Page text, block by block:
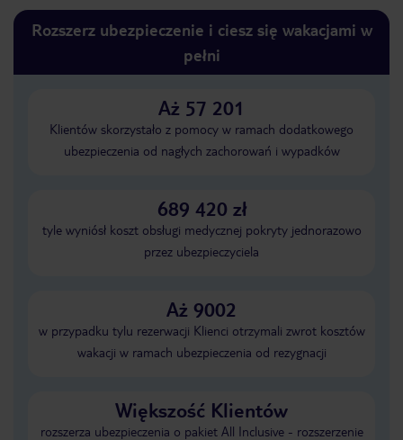
Rozszerz ubezpieczenie i ciesz się wakacjami w
pełni
Aż 57 201
Klientów skorzystało z pomocy w ramach dodatkowego
ubezpieczenia od nagłych zachorowań i wypadków
689 420 zł
tyle wyniósł koszt obsługi medycznej pokryty jednorazowo
przez ubezpieczyciela
Aż 9002
w przypadku tylu rezerwacji Klienci otrzymali zwrot kosztów
wakacji w ramach ubezpieczenia od rezygnacji
Większość Klientów
rozszerza ubezpieczenia o pakiet All Inclusive - rozszerzenie